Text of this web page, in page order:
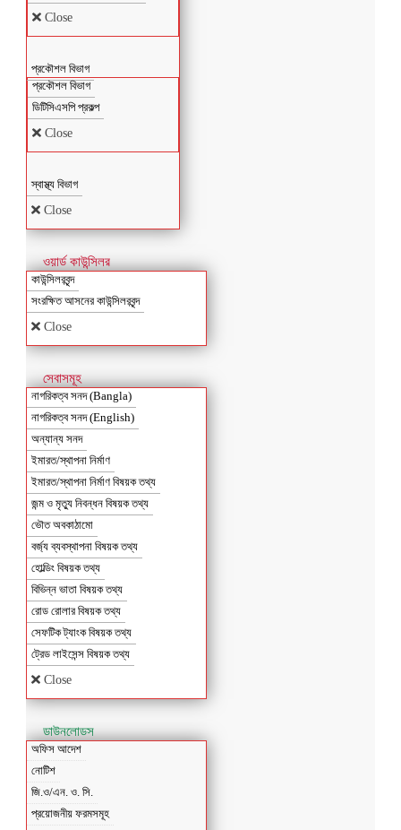
Close
প্রকৌশল বিভাগ
প্রকৌশল বিভাগ
ডিটিসিএসপি প্রকল্প
Close
স্বাস্থ্য বিভাগ
Close
ওয়ার্ড কাউন্সিলর
কাউন্সিলরবৃন্দ
সংরক্ষিত আসনের কাউন্সিলরবৃন্দ
Close
সেবাসমূহ
নাগরিকত্ব সনদ (Bangla)
নাগরিকত্ব সনদ (English)
অন্যান্য সনদ
ইমারত/স্থাপনা নির্মাণ
ইমারত/স্থাপনা নির্মাণ বিষয়ক তথ্য
জন্ম ও মৃত্যু নিবন্ধন বিষয়ক তথ্য
ভৌত অবকাঠামো
বর্জ্য ব্যবস্থাপনা বিষয়ক তথ্য
হোল্ডিং বিষয়ক তথ্য
বিভিন্ন ভাতা বিষয়ক তথ্য
রোড রোলার বিষয়ক তথ্য
সেফটিক ট্যাংক বিষয়ক তথ্য
ট্রেড লাইসেন্স বিষয়ক তথ্য
Close
ডাউনলোডস
অফিস আদেশ
নোটিশ
জি.ও/এন. ও. সি.
প্রয়োজনীয় ফরমসমূহ